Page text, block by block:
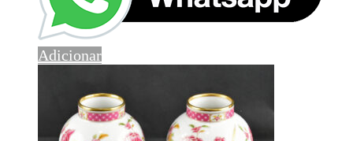
Adicionar